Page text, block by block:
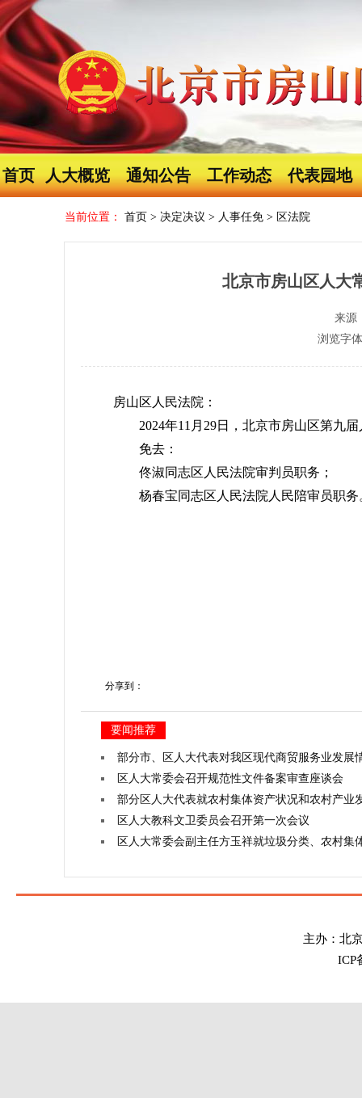
首页 人大概览 通知公告 工作动态 代表园地
当前位置： 首页 > 决定决议 > 人事任免 > 区法院
北京市房山区人大
来源
浏览字
房山区人民法院：
2024年11月29日，北京市房山区第九届
免去：
佟淑同志区人民法院审判员职务；
杨春宝同志区人民法院人民陪审员职务
分享到：
要闻推荐
部分市、区人大代表对我区现代商贸服务业发展
区人大常委会召开规范性文件备案审查座谈会
部分区人大代表就农村集体资产状况和农村产业
区人大教科文卫委员会召开第一次会议
区人大常委会副主任方玉祥就垃圾分类、农村
主办：北
ICP